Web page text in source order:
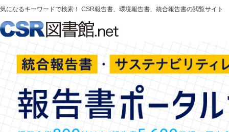
気になるキーワードで検索！ CSR報告書、環境報告書、統合報告書の閲覧サイト